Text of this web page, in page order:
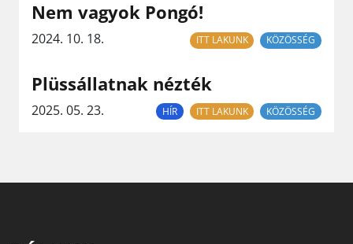
Nem vagyok Pongó!
2024. 10. 18. ITT LAKUNK KÖZÖSSÉG
Plüssállatnak nézték
2025. 05. 23. HÍR ITT LAKUNK KÖZÖSSÉG